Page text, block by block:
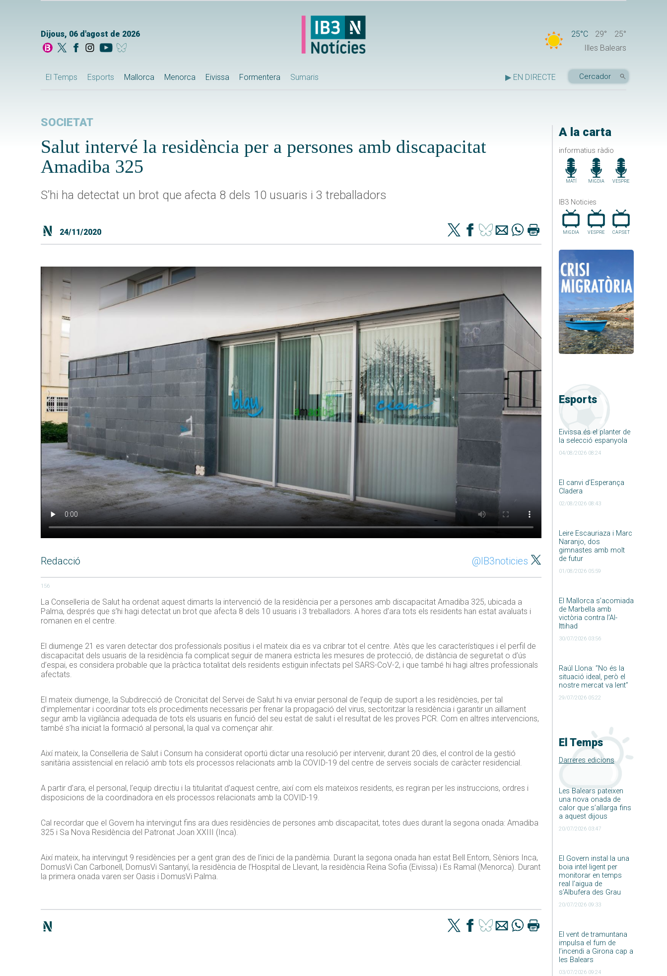
Dijous, 06 d'agost de 2026 25°C 29°
25°
Illes Balears
El Temps Esports Mallorca Menorca Eivissa Formentera Sumaris ▶ EN DIRECTE
A la carta
informatius ràdio
MATÍ MIGDIA VESPRE
IB3 Noticies
MIGDIA VESPRE CAP.SET
Esports
Eivissa és el planter de
la selecció espanyola
04/08/2026 08:24
El canvi d’Esperança
Cladera
02/08/2026 08:43
Leire Escauriaza i Marc
Naranjo, dos
gimnastes amb molt
de futur
01/08/2026 05:59
El Mallorca s’acomiada
de Marbella amb
victòria contra l’Al-
Ittihad
30/07/2026 03:56
Raúl Llona: ”No és la
situació ideal, però el
nostre mercat va lent”
29/07/2026 05:22
El Temps
Darreres edicions
Les Balears pateixen
una nova onada de
calor que s’allarga fins
a aquest dijous
20/07/2026 03:47
El Govern instal·la una
boia intel·ligent per
monitorar en temps
real l’aigua de
s’Albufera des Grau
20/07/2026 09:33
El vent de tramuntana
impulsa el fum de
l’incendi a Girona cap a
les Balears
03/07/2026 09:24
SOCIETAT
Salut intervé la residència per a persones amb discapacitat
Amadiba 325
S’hi ha detectat un brot que afecta 8 dels 10 usuaris i 3 treballadors
24/11/2020
Redacció @IB3noticies
156
La Conselleria de Salut ha ordenat aquest dimarts la intervenció de la residència per a persones amb discapacitat Amadiba 325, ubicada a
Palma, després que s’hi hagi detectat un brot que afecta 8 dels 10 usuaris i 3 treballadors. A hores d’ara tots els residents han estat avaluats i
romanen en el centre.
El diumenge 21 es varen detectar dos professionals positius i el mateix dia es va cribrar tot el centre. Atès que les característiques i el perfil de
discapacitat dels usuaris de la residència fa complicat seguir de manera estricta les mesures de protecció, de distància de seguretat o d’ús
d’espai, es considera probable que la pràctica totalitat dels residents estiguin infectats pel SARS-CoV-2, i que també hi hagi altres professionals
afectats.
El mateix diumenge, la Subdirecció de Cronicitat del Servei de Salut hi va enviar personal de l’equip de suport a les residències, per tal
d’implementar i coordinar tots els procediments necessaris per frenar la propagació del virus, sectoritzar la residència i garantir un aïllament
segur amb la vigilància adequada de tots els usuaris en funció del seu estat de salut i el resultat de les proves PCR. Com en altres intervencions,
també s’ha iniciat la formació al personal, la qual va començar ahir.
Així mateix, la Conselleria de Salut i Consum ha considerat oportú dictar una resolució per intervenir, durant 20 dies, el control de la gestió
sanitària assistencial en relació amb tots els processos relacionats amb la COVID-19 del centre de serveis socials de caràcter residencial.
A partir d’ara, el personal, l’equip directiu i la titularitat d’aquest centre, així com els mateixos residents, es regiran per les instruccions, ordres i
disposicions de la coordinadora en els processos relacionats amb la COVID-19.
Cal recordar que el Govern ha intervingut fins ara dues residències de persones amb discapacitat, totes dues durant la segona onada: Amadiba
325 i Sa Nova Residència del Patronat Joan XXIII (Inca).
Així mateix, ha intervingut 9 residències per a gent gran des de l’inici de la pandèmia. Durant la segona onada han estat Bell Entorn, Sèniors Inca,
DomusVi Can Carbonell, DomusVi Santanyí, la residència de l’Hospital de Llevant, la residència Reina Sofia (Eivissa) i Es Ramal (Menorca). Durant
la primera onada varen ser Oasis i DomusVi Palma.